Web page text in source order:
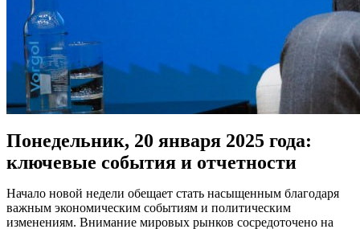
Понедельник, 20 января 2025 года:
ключевые события и отчетности
Начало новой недели обещает стать насыщенным благодаря
важным экономическим событиям и политическим
изменениям. Внимание мировых рынков сосредоточено на